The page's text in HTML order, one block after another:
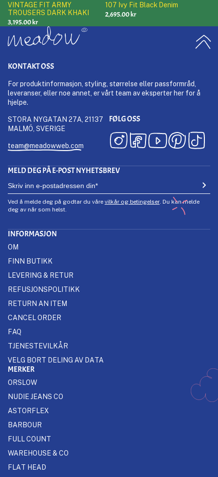
VINTAGE FIT ARMY
TROUSERS DARK KHAKI
3,195.00 kr
107 Ivy Fit Black Denim
2,695.00 kr
KONTAKT OSS
For produktinformasjon, styling, størrelse eller passformråd,
leveranser, eller noe annet, er vårt team av eksperter her for å
hjelpe.
STORA NYGATAN 27A, 21137
MALMÖ, SVERIGE
team@meadowweb.com
FØLG OSS
MELD DEG PÅ E-POST NYHETSBREV
Ved å melde deg på godtar du våre vilkår og betingelser. Du kan melde
deg av når som helst.
INFORMASJON
OM
FINN BUTIKK
LEVERING & RETUR
REFUSJONSPOLITIKK
RETURN AN ITEM
CANCEL ORDER
FAQ
TJENESTEVILKÅR
VELG BORT DELING AV DATA
MERKER
ORSLOW
NUDIE JEANS CO
ASTORFLEX
BARBOUR
FULL COUNT
WAREHOUSE & CO
FLAT HEAD